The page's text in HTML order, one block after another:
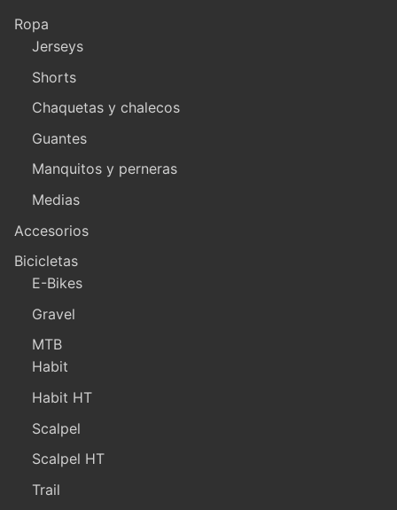
Ropa
Jerseys
Shorts
Chaquetas y chalecos
Guantes
Manquitos y perneras
Medias
Accesorios
Bicicletas
E-Bikes
Gravel
MTB
Habit
Habit HT
Scalpel
Scalpel HT
Trail